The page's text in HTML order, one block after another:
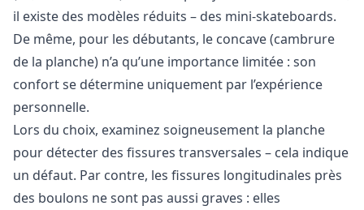
il existe des modèles réduits – des mini-skateboards.
De même, pour les débutants, le concave (cambrure
de la planche) n’a qu’une importance limitée : son
confort se détermine uniquement par l’expérience
personnelle.
Lors du choix, examinez soigneusement la planche
pour détecter des fissures transversales – cela indique
un défaut. Par contre, les fissures longitudinales près
des boulons ne sont pas aussi graves : elles